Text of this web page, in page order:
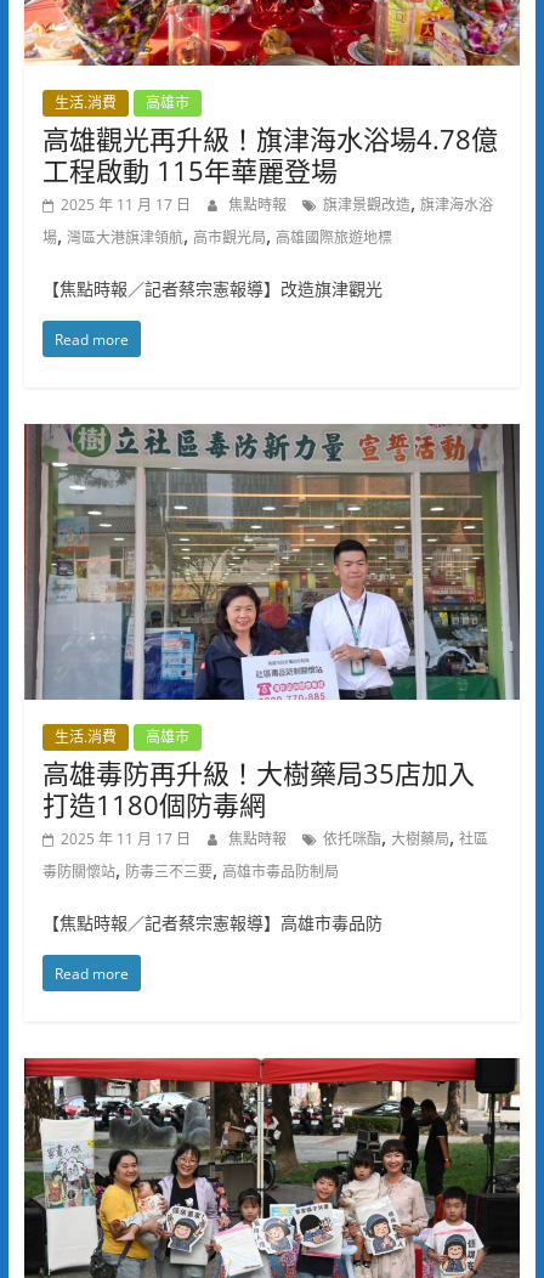
生活.消費 高雄市
高雄觀光再升級！旗津海水浴場4.78億
工程啟動 115年華麗登場
2025 年 11 月 17 日 焦點時報 旗津景觀改造, 旗津海水浴
場, 灣區大港旗津領航, 高市觀光局, 高雄國際旅遊地標
【焦點時報／記者蔡宗憲報導】改造旗津觀光
Read more
生活.消費 高雄市
高雄毒防再升級！大樹藥局35店加入
打造1180個防毒網
2025 年 11 月 17 日 焦點時報 依托咪酯, 大樹藥局, 社區
毒防關懷站, 防毒三不三要, 高雄市毒品防制局
【焦點時報／記者蔡宗憲報導】高雄市毒品防
Read more